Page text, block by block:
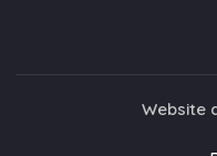
Website